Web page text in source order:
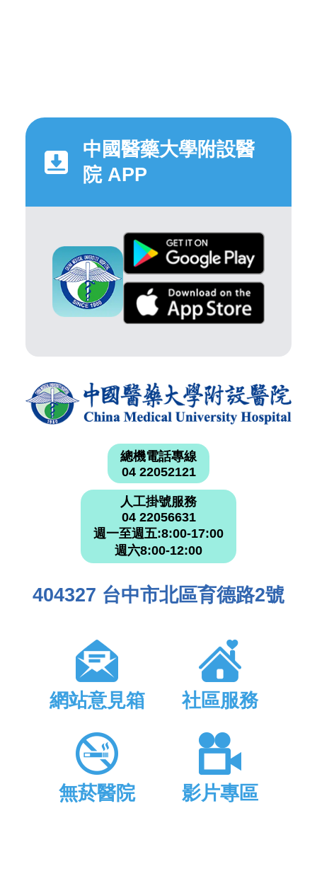
中國醫藥大學附設醫
院 APP
總機電話專線
04 22052121
人工掛號服務
04 22056631
週一至週五:8:00-17:00
週六8:00-12:00
404327 台中市北區育德路2號
網站意見箱 社區服務
無菸醫院 影片專區